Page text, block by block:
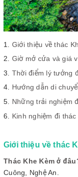
Giới thiệu về thác
Giờ mở cửa và giá
Thời điểm lý tưởng
Hướng dẫn di
Những trải nghiệm
Kinh nghiệm đi thác
Giới thiệu về thác
Thác Khe Kèm ở
Cuông, Nghệ An.